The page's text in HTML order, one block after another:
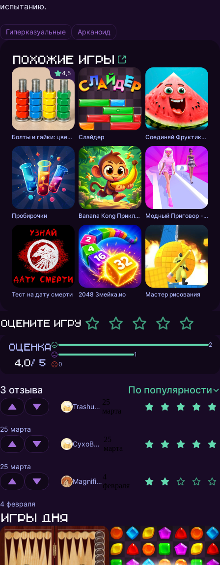
испытанию.
Гиперказуальные Арканоид
Похожие игры
4,5
Болты и гайки: цветная сортировка Слайдер Соединяй Фруктики: Арбуз в 2048!
Пробирочки Banana Kong Приключение Модный Приговор - Одевалки для Девочек
Тест на дату смерти 2048 Змейка.ио Мастер рисования
Оцените игру
ОЦЕНКА
4,0/ 5
2
1
0
3 отзыва По популярности
Trashuser
25
марта
25 марта
CyxoB666
25
марта
25 марта
MagnificentMrFox
4
февраля
4 февраля
Игры дня